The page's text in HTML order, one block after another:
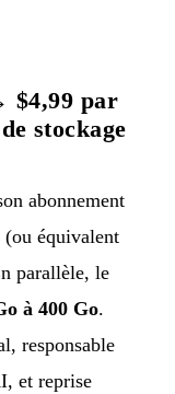
$4,99 par
stockage
abonnement
(ou équivalent
parallèle, le
à 400 Go.
responsable
et reprise